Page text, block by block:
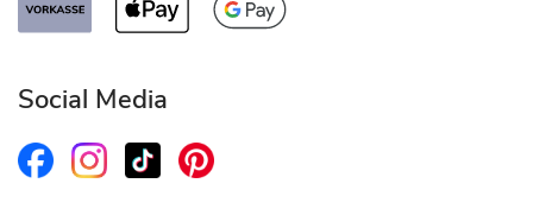
Social Media